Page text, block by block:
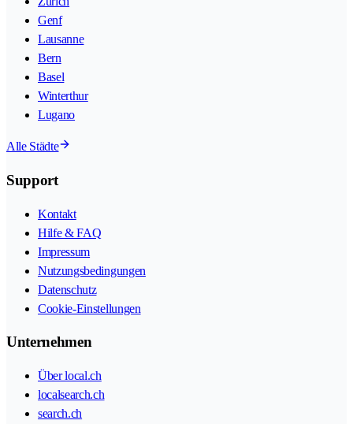
Genf
Lausanne
Bern
Basel
Winterthur
Lugano
Alle Städte
Support
Kontakt
Hilfe & FAQ
Impressum
Nutzungsbedingungen
Datenschutz
Cookie-Einstellungen
Unternehmen
Über local.ch
localsearch.ch
search.ch